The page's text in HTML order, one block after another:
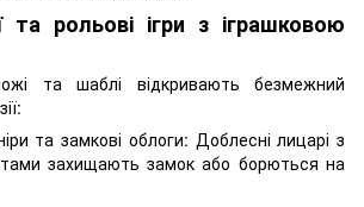
та рольові ігри з іграшковою
та шаблі відкривають безмежний
та замкові облоги: Доблесні лицарі з
захищають замок або борються на